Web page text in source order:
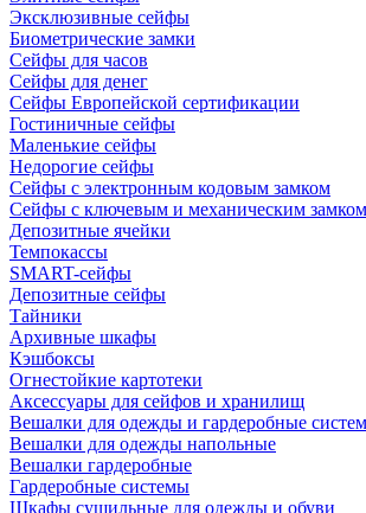
Эксклюзивные сейфы
Биометрические замки
Сейфы для часов
Сейфы для денег
Сейфы Европейской сертификации
Гостиничные сейфы
Маленькие сейфы
Недорогие сейфы
Сейфы с электронным кодовым замком
Сейфы с ключевым и механическим замком
Депозитные ячейки
Темпокассы
SMART-сейфы
Депозитные сейфы
Тайники
Архивные шкафы
Кэшбоксы
Огнестойкие картотеки
Аксессуары для сейфов и хранилищ
Вешалки для одежды и гардеробные
Вешалки для одежды напольные
Вешалки гардеробные
Гардеробные системы
Шкафы сушильные для одежды и обуви